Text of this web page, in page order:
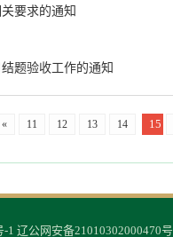
要求的通知
题验收工作的通知
« 11 12 13 14 15
-1 辽公网安备21010302000470号